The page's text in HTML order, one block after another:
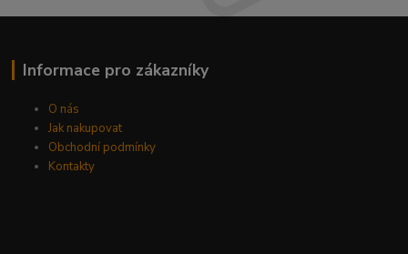
Informace pro zákazníky
O nás
Jak nakupovat
Obchodní podmínky
Kontakty